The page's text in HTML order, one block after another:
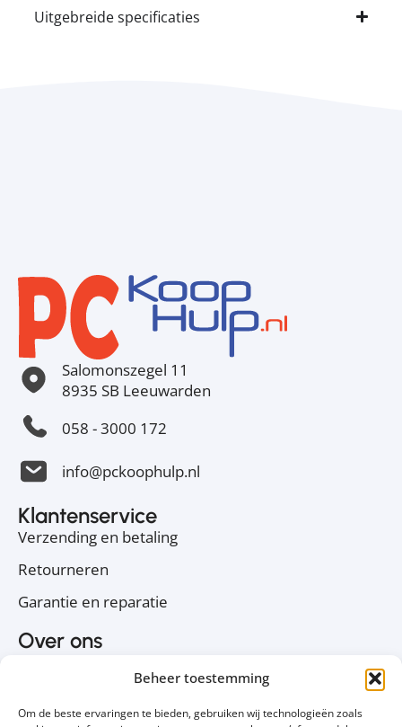
Beheer toestemming
Om de beste ervaringen te bieden, gebruiken wij technologieën zoals
Uitgebreide specificaties
Salomonszegel 11
8935 SB Leeuwarden
058 - 3000 172
info@pckoophulp.nl
Klantenservice
Verzending en betaling
Retourneren
Garantie en reparatie
Over ons